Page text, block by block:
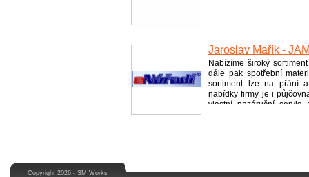
Jaroslav Mařík -
Nabízíme široký
dále pak spotřební
sortiment lze na přání a
nabídky firmy je i
vlastní pozáruční servis
Copyright 2026 - SM Works